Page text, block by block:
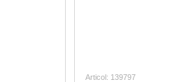
Articol: 139797